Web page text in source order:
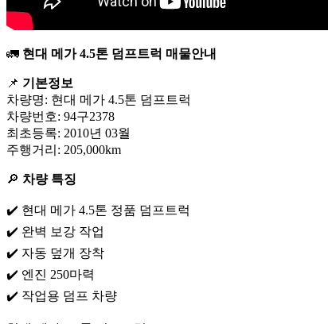
🚛 현대 메가 4.5톤 덤프트럭 매물안내
📌 기본정보
차량명: 현대 메가 4.5톤 덤프트럭
차량번호: 94구2378
최초등록: 2010년 03월
주행거리: 205,000km
🔎 차량 특징
✔️ 현대 메가 4.5톤 정품 덤프트럭
✔️ 완벽 보강 작업
✔️ 자동 덮개 장착
✔️ 엔진 250마력
✔️ 작업용 덤프 차량